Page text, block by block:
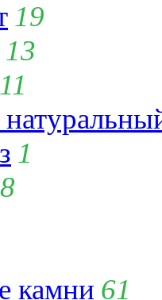
19
13
11
1
8
камни 61